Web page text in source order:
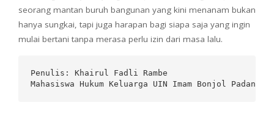
seorang mantan buruh bangunan yang kini menanam bukan
hanya sungkai, tapi juga harapan bagi siapa saja yang ingin
mulai bertani tanpa merasa perlu izin dari masa lalu.
Penulis: Khairul Fadli Rambe
Mahasiswa Hukum Keluarga UIN Imam Bonjol Padang